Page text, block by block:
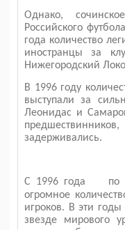
Однако,
Российского
года количество
иностранцы за
Нижегородский
В 1996 году
выступали за
Леонидас и
задерживались.
C 1996 года
по
огромное
игроков. В эти
звезде мирового